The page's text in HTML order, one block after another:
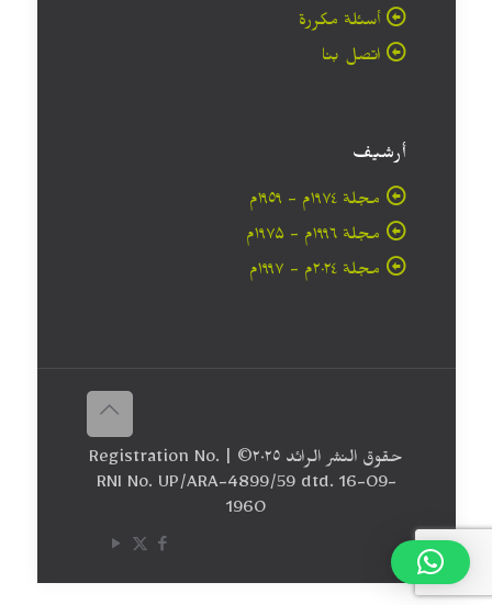
أسئلة مكررة
اتصل بنا
أرشيف
مجلة ۱۹۷٤م - ١٩٥٩م
مجلة ۱۹۹٦م - ۱۹۷۵م
مجلة ۲۰۲٤م - ۱۹۹۷م
حقوق النشر الرائد ٢٠۲٥© | Registration No.
RNI No. UP/ARA-4899/59 dtd. 16-09-
1960